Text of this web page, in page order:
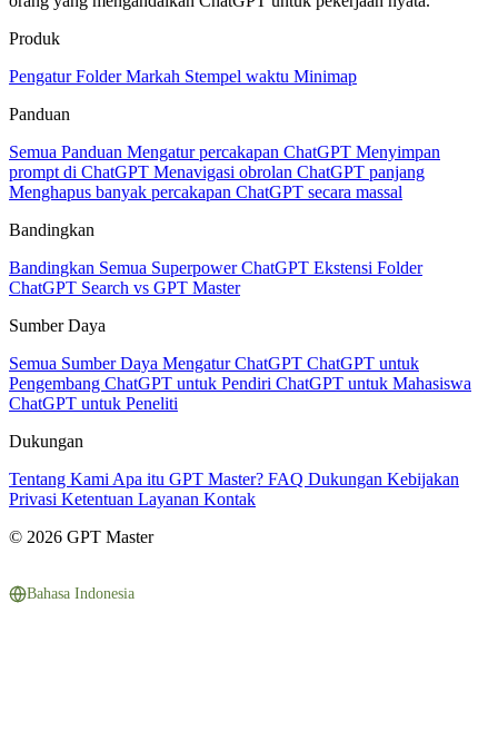
Produk
PengaturFolderMarkah Stempel waktu Minimap
Panduan
Semua Panduan Mengatur percakapan ChatGPT Menyimpan
prompt di ChatGPT Menavigasi obrolan ChatGPT panjang
Menghapus banyak percakapan ChatGPT secara massal
Bandingkan
Bandingkan Semua Superpower ChatGPT Ekstensi Folder
ChatGPT Search vs GPT Master
Sumber Daya
Semua Sumber Daya Mengatur ChatGPT ChatGPT untuk
Pengembang ChatGPT untuk Pendiri ChatGPT untuk Mahasiswa
ChatGPT untuk Peneliti
Dukungan
Tentang Kami Apa itu GPT Master? FAQ Dukungan Kebijakan
Privasi Ketentuan Layanan Kontak
© 2026 GPT Master
Bahasa Indonesia